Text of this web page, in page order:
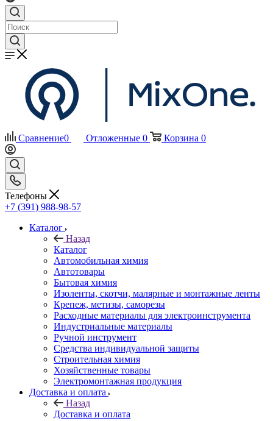
Сравнение0 Отложенные 0 Корзина 0
Телефоны
+7 (391) 988-98-57
Каталог
Назад
Каталог
Автомобильная химия
Автотовары
Бытовая химия
Изоленты, скотчи, малярные и монтажные ленты
Крепеж, метизы, саморезы
Расходные материалы для электроинструмента
Индустриальные материалы
Ручной инструмент
Средства индивидуальной защиты
Строительная химия
Хозяйственные товары
Электромонтажная продукция
Доставка и оплата
Назад
Доставка и оплата